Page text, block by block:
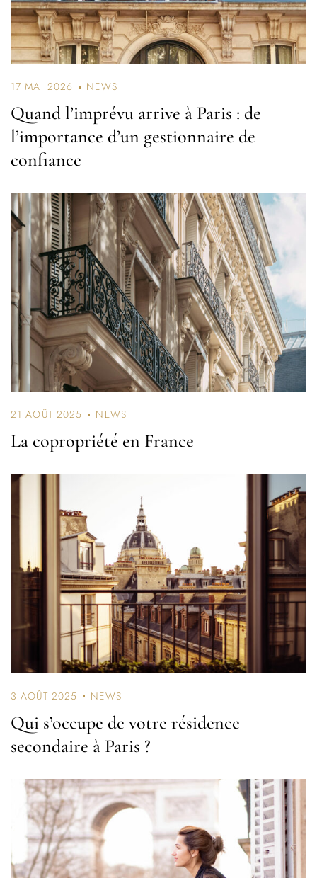
17 MAI 2026 NEWS
Quand l’imprévu arrive à Paris : de
l’importance d’un gestionnaire de
confiance
21 AOÛT 2025 NEWS
La copropriété en France
3 AOÛT 2025 NEWS
Qui s’occupe de votre résidence
secondaire à Paris ?